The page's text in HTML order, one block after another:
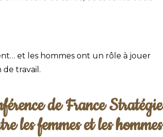
et les hommes ont un rôle à jouer
de travail.
de France Stratégie
les femmes et les hommes